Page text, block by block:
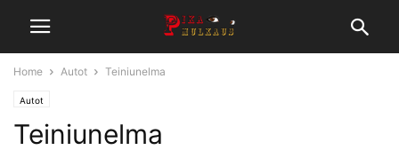
Home Autot Teiniunelma
Autot
Teiniunelma